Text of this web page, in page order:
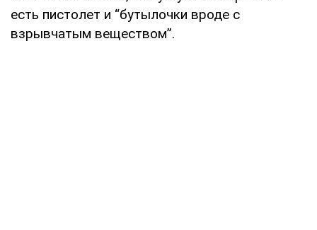
есть пистолет и “бутылочки вроде с
взрывчатым веществом”.